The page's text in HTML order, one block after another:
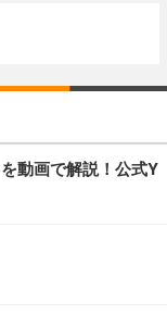
動画で解説！公式Y